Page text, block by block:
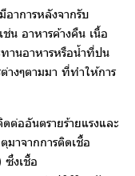
อาการหลังจากรับ
น อาหารค้างคืน เนื้อ
านอาหารหรือน้ำที่ปน
างๆตามมา ที่ทำให้การ
ดต่ออันตรายร้ายแรงและ
มาจากการติดเชื้อ
ซึ่งเชื้อ